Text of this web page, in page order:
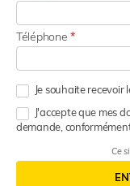
Téléphone*
Je souhaite recevoir
J'accepte que mes
demande,
Ce